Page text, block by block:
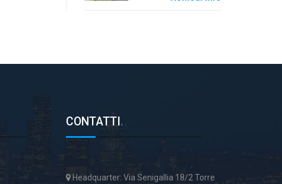
CONTATTI .
Headquarter: Via Senigallia 18/2 Torre